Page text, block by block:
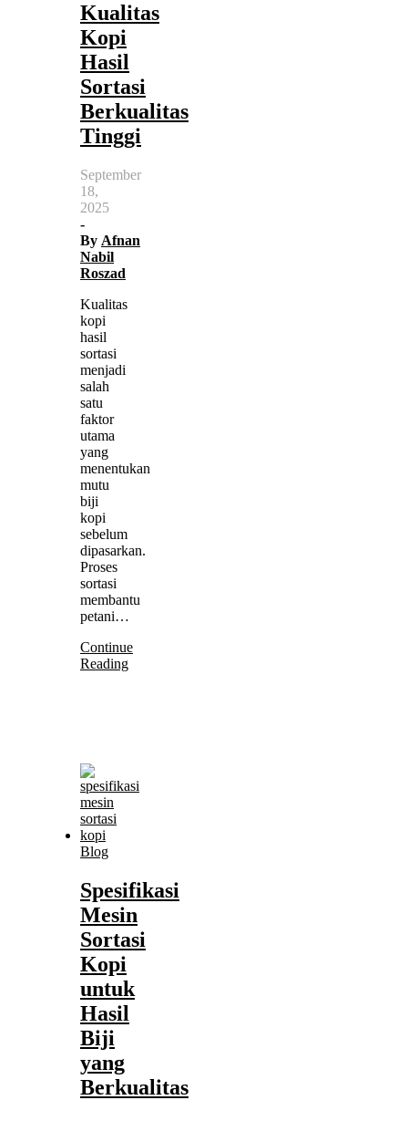
Kualitas
Kopi
Hasil
Sortasi
Berkualitas
Tinggi
September
18,
2025
-
By Afnan
Nabil
Roszad
Kualitas
kopi
hasil
sortasi
menjadi
salah
satu
faktor
utama
yang
menentukan
mutu
biji
kopi
sebelum
dipasarkan.
Proses
sortasi
membantu
petani…
Continue
Reading
Blog
Spesifikasi
Mesin
Sortasi
Kopi
untuk
Hasil
Biji
yang
Berkualitas